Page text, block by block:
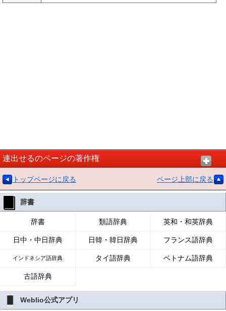
連出せるのページの著作権
トップページに戻る ページ上部に戻る
辞書
辞書 類語辞典 英和・和英辞典
日中・中日辞典 日韓・韓日辞典 フランス語辞典
インドネシア語辞典 タイ語辞典 ベトナム語辞典
古語辞典
Weblio公式アプリ